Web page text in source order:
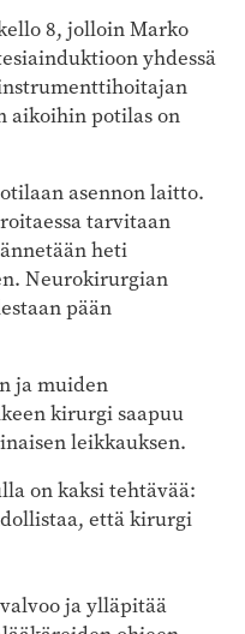
8, jolloin Marko
yhdessä
aikoihin potilas on
asennon laitto.
tarvitaan
heti
Neurokirurgian
pään
ja muiden
kirurgi saapuu
leikkauksen.
on kaksi tehtävää:
että kirurgi
ja ylläpitää